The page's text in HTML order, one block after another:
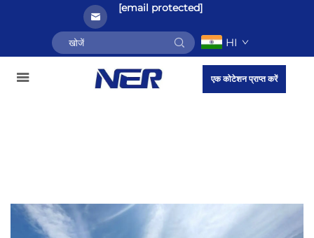
[email protected]
HI
एक कोटेशन प्राप्त करें